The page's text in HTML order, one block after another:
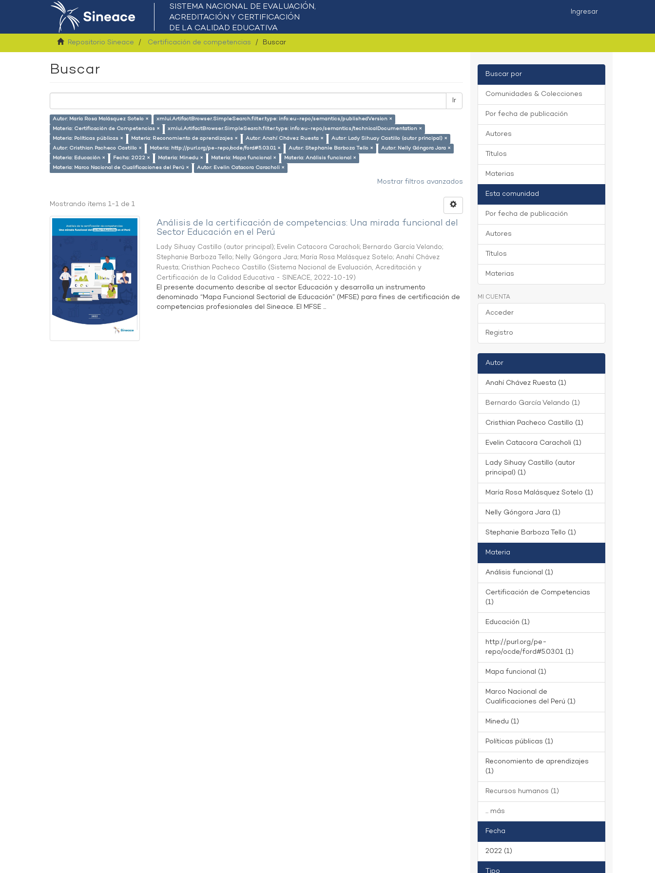
Ingresar
Repositorio Sineace Certificación de competencias Buscar
Buscar
Ir
Autor: María Rosa Malásquez Sotelo ×
xmlui.ArtifactBrowser.SimpleSearch.filter.type: info:eu-repo/semantics/publishedVersion ×
Materia: Certificación de Competencias ×
xmlui.ArtifactBrowser.SimpleSearch.filter.type: info:eu-repo/semantics/technicalDocumentation ×
Materia: Políticas públicas ×
Materia: Reconomiento de aprendizajes × Autor: Anahí Chávez Ruesta ×
Autor: Lady Sihuay Castillo (autor principal) ×
Autor: Cristhian Pacheco Castillo ×
Materia: http://purl.org/pe-repo/ocde/ford#5.03.01 × Autor: Stephanie Barboza Tello ×
Autor: Nelly Góngora Jara ×
Materia: Educación ×
Fecha: 2022 × Materia: Minedu × Materia: Mapa funcional ×
Materia: Análisis funcional ×
Materia: Marco Nacional de Cualificaciones del Perú ×
Autor: Evelin Catacora Caracholi ×
Mostrar filtros avanzados
Mostrando ítems 1-1 de 1
Análisis de la certificación de competencias: Una mirada funcional del
Sector Educación en el Perú
Lady Sihuay Castillo (autor principal); Evelin Catacora Caracholi; Bernardo García Velando;
Stephanie Barboza Tello; Nelly Góngora Jara; María Rosa Malásquez Sotelo;Anahí Chávez
Ruesta; Cristhian Pacheco Castillo (Sistema Nacional de Evaluación, Acreditación y
Certificación de la Calidad Educativa - SINEACE, 2022-10-19)
El presente documento describe al sector Educación y desarrolla un instrumento
denominado “Mapa Funcional Sectorial de Educación” (MFSE) para fines de certificación de
competencias profesionales del Sineace. El MFSE ...
Buscar por
Comunidades & Colecciones
Por fecha de publicación
Autores
Títulos
Materias
Esta comunidad
Por fecha de publicación
Autores
Títulos
Materias
MI CUENTA
Acceder
Registro
Autor
Anahí Chávez Ruesta (1)
Bernardo García Velando (1)
Cristhian Pacheco Castillo (1)
Evelin Catacora Caracholi (1)
Lady Sihuay Castillo (autor
principal) (1)
María Rosa Malásquez Sotelo (1)
Nelly Góngora Jara (1)
Stephanie Barboza Tello (1)
Materia
Análisis funcional (1)
Certificación de Competencias
(1)
Educación (1)
http://purl.org/pe-
repo/ocde/ford#5.03.01 (1)
Mapa funcional (1)
Marco Nacional de
Cualificaciones del Perú (1)
Minedu (1)
Políticas públicas (1)
Reconomiento de aprendizajes
(1)
Recursos humanos (1)
... más
Fecha
2022 (1)